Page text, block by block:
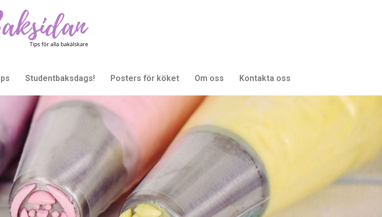
Studentbaksdags! Posters för köket Om oss Kontakta oss